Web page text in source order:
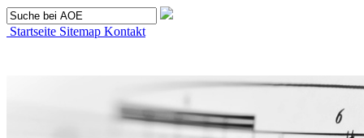
Startseite Sitemap Kontakt